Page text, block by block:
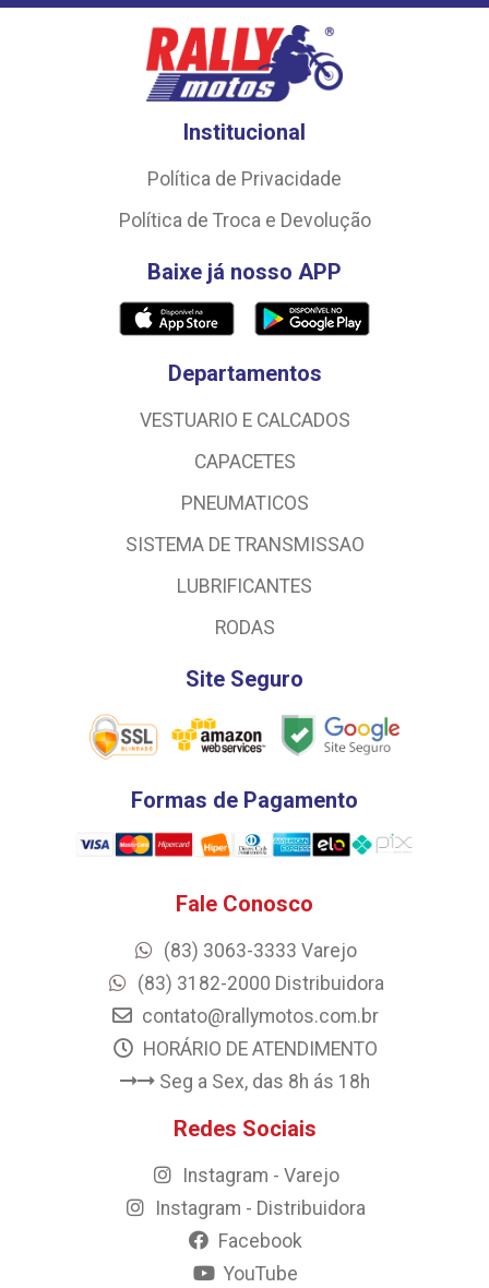
Institucional
Política de Privacidade
Política de Troca e Devolução
Baixe já nosso APP
Departamentos
VESTUARIO E CALCADOS
CAPACETES
PNEUMATICOS
SISTEMA DE TRANSMISSAO
LUBRIFICANTES
RODAS
Site Seguro
Formas de Pagamento
Fale Conosco
(83) 3063-3333 Varejo
(83) 3182-2000 Distribuidora
contato@rallymotos.com.br
HORÁRIO DE ATENDIMENTO
Seg a Sex, das 8h ás 18h
Redes Sociais
Instagram - Varejo
Instagram - Distribuidora
Facebook
YouTube